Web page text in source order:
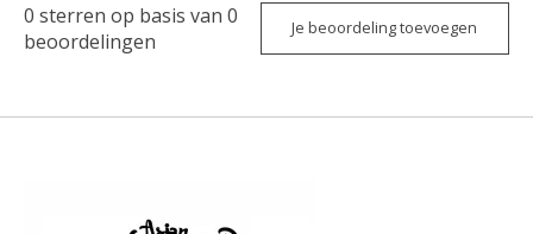
0 sterren op basis van 0
beoordelingen
Je beoordeling toevoegen